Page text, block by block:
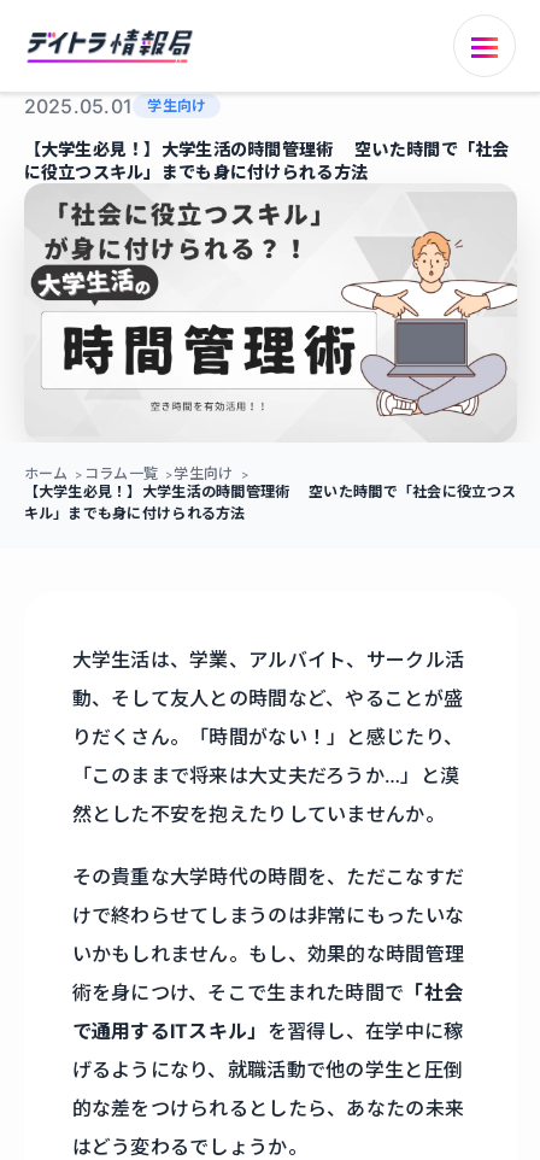
2025.05.01 学生向け
【大学生必見！】大学生活の時間管理術 空いた時間で「社会
に役立つスキル」までも身に付けられる方法
ホーム コラム一覧
学生向け
【大学生必見！】大学生活の時間管理術 空いた時間で「社会に役立つス
キル」までも身に付けられる方法
大学生活は、学業、アルバイト、サークル活
動、そして友人との時間など、やることが盛
りだくさん。「時間がない！」と感じたり、
「このままで将来は大丈夫だろうか…」と漠
然とした不安を抱えたりしていませんか。
その貴重な大学時代の時間を、ただこなすだ
けで終わらせてしまうのは非常にもったいな
いかもしれません。もし、効果的な時間管理
術を身につけ、そこで生まれた時間で 「社会
で通用するITスキル」 を習得し、在学中に稼
げるようになり、就職活動で他の学生と圧倒
的な差をつけられるとしたら、あなたの未来
はどう変わるでしょうか。